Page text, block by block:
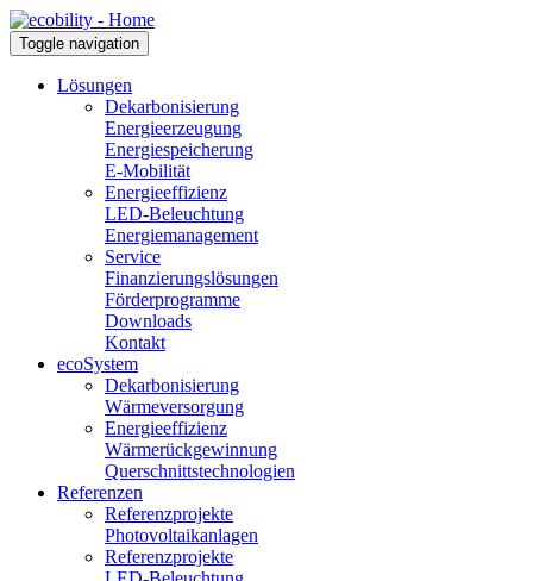
Toggle navigation
Lösungen
Dekarbonisierung
Energieerzeugung
Energiespeicherung
E-Mobilität
Energieeffizienz
LED-Beleuchtung
Energiemanagement
Service
Finanzierungslösungen
Förderprogramme
Downloads
Kontakt
ecoSystem
Dekarbonisierung
Wärmeversorgung
Energieeffizienz
Wärmerückgewinnung
Querschnittstechnologien
Referenzen
Referenzprojekte
Photovoltaikanlagen
Referenzprojekte